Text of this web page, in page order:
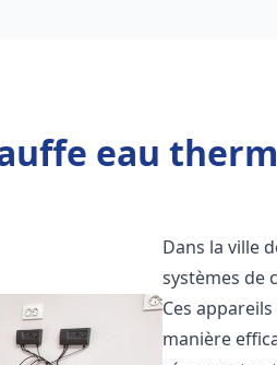
eau
Dans la ville
systèmes de
Ces
manière